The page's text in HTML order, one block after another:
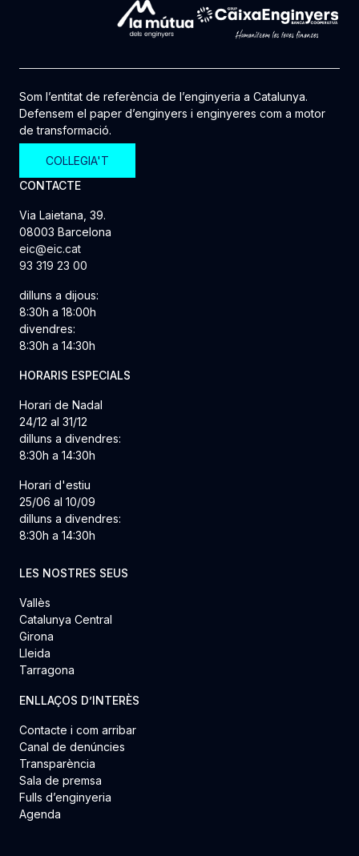
Som l’entitat de referència de l’enginyeria a Catalunya.
Defensem el paper d’enginyers i enginyeres com a motor
de transformació.
COL·LEGIA'T
CONTACTE
Via Laietana, 39.
08003 Barcelona
eic@eic.cat
93 319 23 00
dilluns a dijous:
8:30h a 18:00h
divendres:
8:30h a 14:30h
HORARIS ESPECIALS
Horari de Nadal
24/12 al 31/12
dilluns a divendres:
8:30h a 14:30h
Horari d'estiu
25/06 al 10/09
dilluns a divendres:
8:30h a 14:30h
LES NOSTRES SEUS
Vallès
Catalunya Central
Girona
Lleida
Tarragona
ENLLAÇOS D’INTERÈS
Contacte i com arribar
Canal de denúncies
Transparència
Sala de premsa
Fulls d’enginyeria
Agenda